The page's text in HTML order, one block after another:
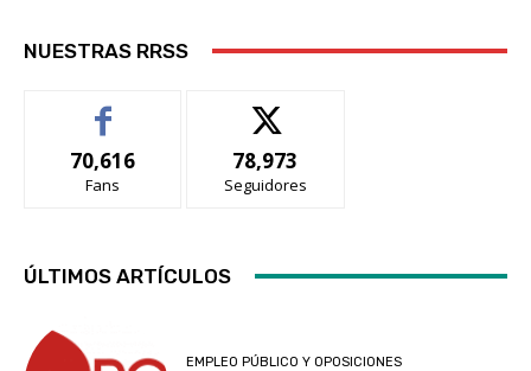
NUESTRAS RRSS
70,616
Fans
78,973
Seguidores
ÚLTIMOS ARTÍCULOS
EMPLEO PÚBLICO Y OPOSICIONES